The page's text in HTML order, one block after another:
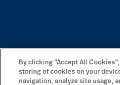
By clicking “Accept All
storing of cookies on your
navigation, analyze site usage,